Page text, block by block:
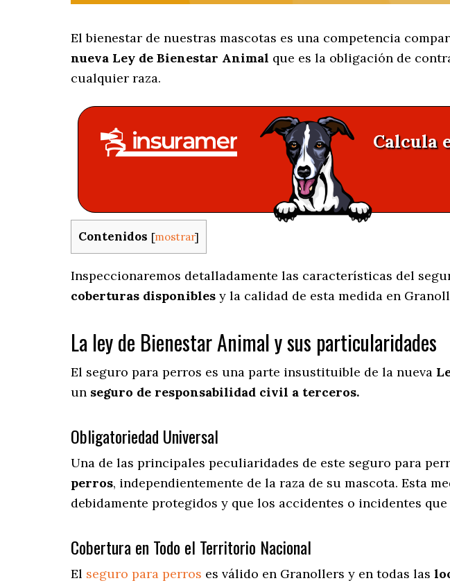
El bienestar de nuestras mascotas es una competencia
nueva Ley de Bienestar Animal que es la obligación de
cualquier raza.
Calcula
Contenidos [mostrar]
Inspeccionaremos detalladamente las características del
coberturas disponibles y la calidad de esta medida en
La ley de Bienestar Animal y sus particularidades
El seguro para perros es una parte insustituible de la nueva
un seguro de responsabilidad civil a terceros.
Obligatoriedad Universal
Una de las principales peculiaridades de este seguro para
perros, independientemente de la raza de su mascota. Esta
debidamente protegidos y que los accidentes o incidentes
Cobertura en Todo el Territorio Nacional
El seguro para perros es válido en Granollers y en todas las